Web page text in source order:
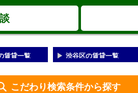
賃貸一覧 渋谷区の賃貸一覧
こだわり検索条件から探す